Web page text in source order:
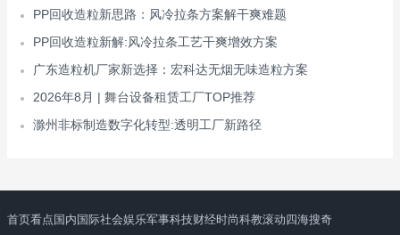
PP回收造粒新思路：风冷拉条方案解干爽难题
PP回收造粒新解:风冷拉条工艺干爽增效方案
广东造粒机厂家新选择：宏科达无烟无味造粒方案
2026年8月 | 舞台设备租赁工厂TOP推荐
滁州非标制造数字化转型:透明工厂新路径
首页看点 国内 国际社会娱乐军事科技财经时尚科教滚动 四海搜奇